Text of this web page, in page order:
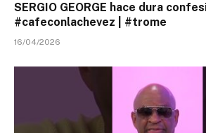
SERGIO GEORGE hace dura
#cafeconlachevez | #trome
16/04/2026